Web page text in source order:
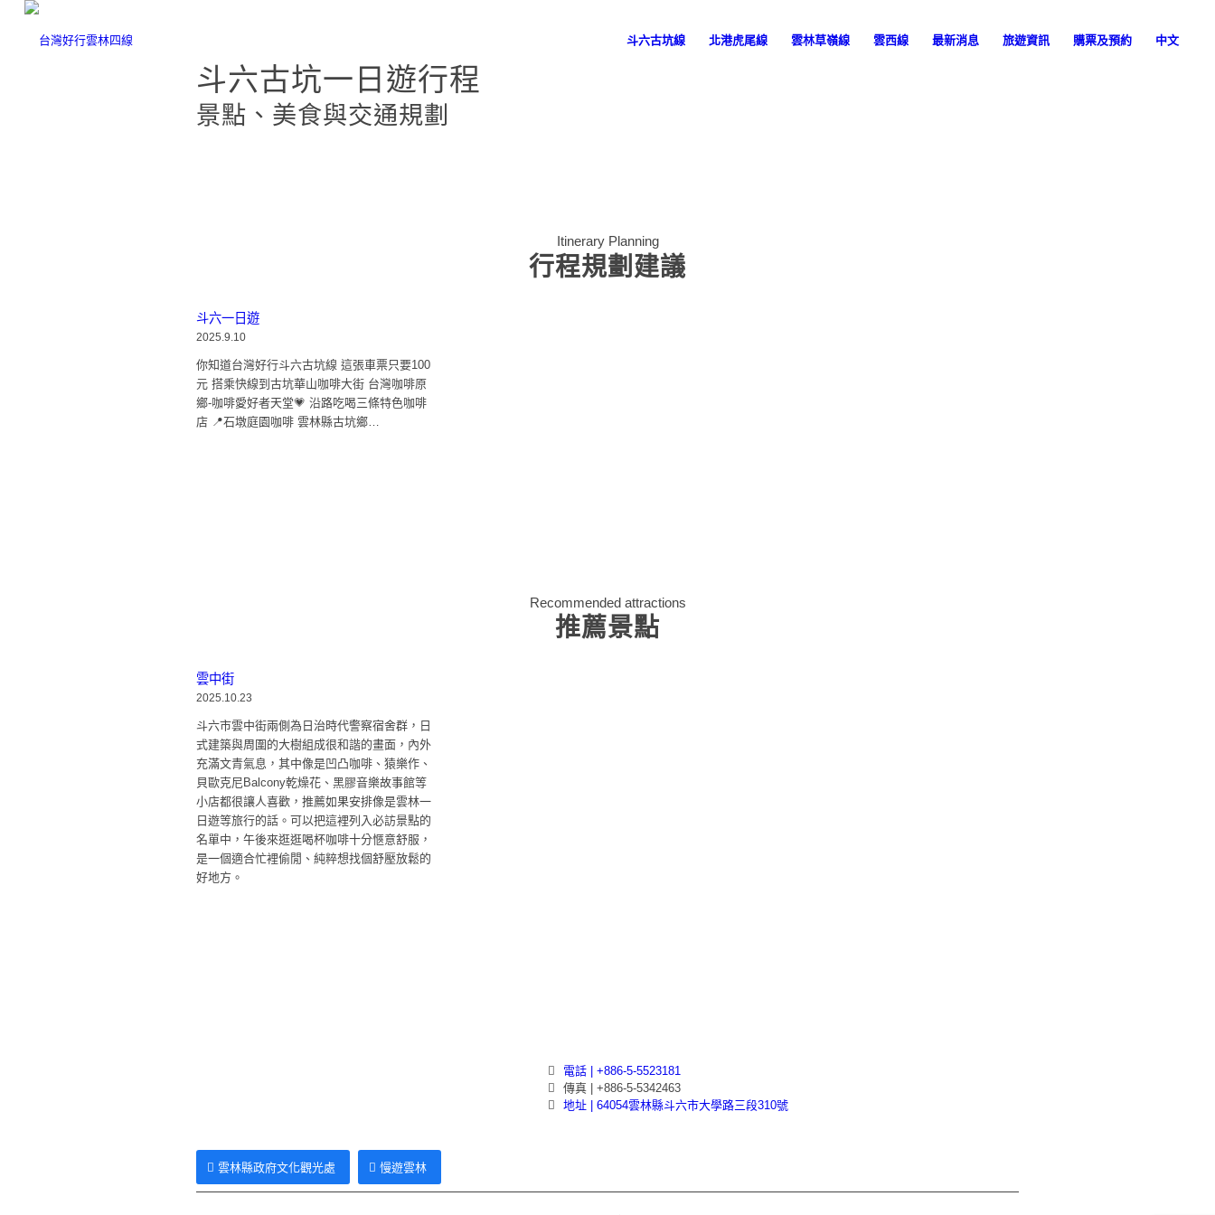
斗六古坑線 北港虎尾線 雲林草嶺線 雲西線 最新消息 旅遊資訊 購票及預約 中文
斗六古坑一日遊行程
景點、美食與交通規劃
Itinerary Planning
行程規劃建議
斗六一日遊
2025.9.10
你知道台灣好行斗六古坑線 這張車票只要100
元 搭乘快線到古坑華山咖啡大街 台灣咖啡原
鄉-咖啡愛好者天堂💗 沿路吃喝三條特色咖啡
店 📍石墩庭園咖啡 雲林縣古坑鄉…
Recommended attractions
推薦景點
雲中街
2025.10.23
斗六市雲中街兩側為日治時代警察宿舍群，日
式建築與周圍的大樹組成很和諧的畫面，內外
充滿文青氣息，其中像是凹凸咖啡、猿樂作、
貝歐克尼Balcony乾燥花、黑膠音樂故事館等
小店都很讓人喜歡，推薦如果安排像是雲林一
日遊等旅行的話。可以把這裡列入必訪景點的
名單中，午後來逛逛喝杯咖啡十分愜意舒服，
是一個適合忙裡偷閒、純粹想找個舒壓放鬆的
好地方。
電話 | +886-5-5523181
傳真 | +886-5-5342463
地址 | 64054雲林縣斗六市大學路三段310號
雲林縣政府文化觀光處 慢遊雲林